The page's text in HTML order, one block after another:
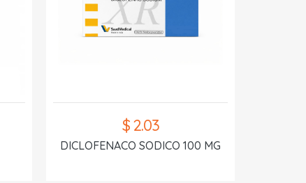
$ 2.03
DICLOFENACO SODICO 100 MG